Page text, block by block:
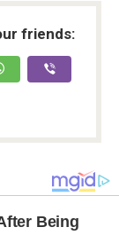
friends: